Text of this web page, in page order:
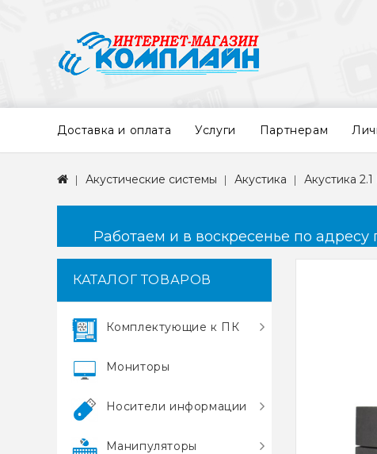
Доставка и оплата Услуги Партнерам
Акустические системы Акустика Акустика
Работаем и в воскресенье по адресу
КАТАЛОГ ТОВАРОВ
Комплектующие к ПК
Мониторы
Носители информации
Манипуляторы